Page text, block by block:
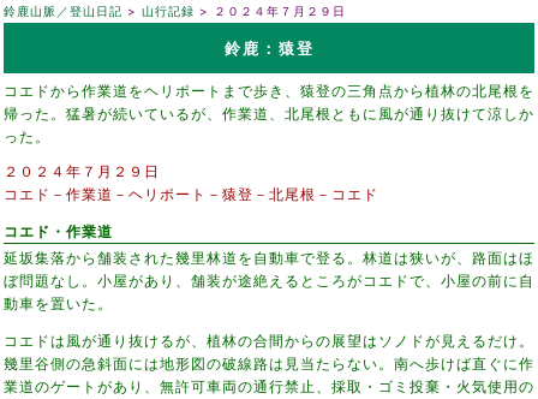
鈴鹿山脈／登山日記 山行記録 ２０２４年７月２９日
鈴鹿：猿登
コエドから作業道をヘリポートまで歩き、猿登の三角点から植林の北尾根を
帰った。猛暑が続いているが、作業道、北尾根ともに風が通り抜けて涼しか
った。
２０２４年７月２９日
コエド－作業道－ヘリポート－猿登－北尾根－コエド
コエド・作業道
延坂集落から舗装された幾里林道を自動車で登る。林道は狭いが、路面はほ
ぼ問題なし。小屋があり、舗装が途絶えるところがコエドで、小屋の前に自
動車を置いた。
コエドは風が通り抜けるが、植林の合間からの展望はソノドが見えるだけ。
幾里谷側の急斜面には地形図の破線路は見当たらない。南へ歩けば直ぐに作
業道のゲートがあり、無許可車両の通行禁止、採取・ゴミ投棄・火気使用の